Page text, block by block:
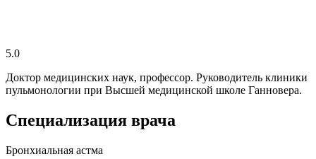
5.0
Доктор медицинских наук, профессор. Руководитель клиники
пульмонологии при Высшей медицинской школе Ганновера.
Специализация врача
Бронхиальная астма